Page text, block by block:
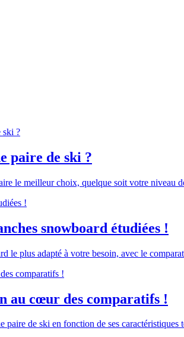
paire de ski ?
le meilleur choix, quelque soit votre niveau
snowboard étudiées !
le plus adapté à votre besoin, avec le
au cœur des comparatifs !
paire de ski en fonction de ses caractéristiques